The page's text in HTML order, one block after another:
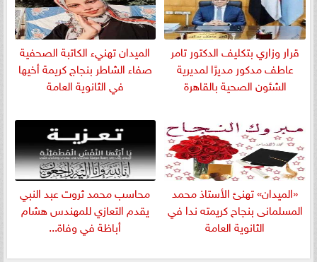
قرار وزاري بتكليف الدكتور تامر
عاطف مدكور مديرًا لمديرية
الشئون الصحية بالقاهرة
الميدان تهنيء الكاتبة الصحفية
صفاء الشاطر بنجاج كريمة أخيها
في الثانوية العامة
«الميدان» تهنئ الأستاذ محمد
المسلمانى بنجاح كريمته ندا في
الثانوية العامة
​محاسب محمد ثروت عبد النبي
يقدم التعازي للمهندس هشام
أباظة في وفاة...